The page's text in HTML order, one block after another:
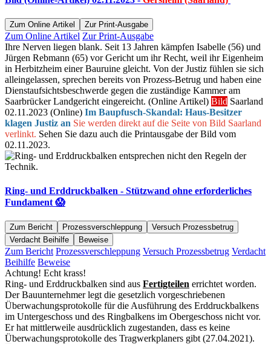
Zum Online Artikel Zur Print-Ausgabe
Zum Online Artikel Zur Print-Ausgabe
Ihre Nerven liegen blank. Seit 13 Jahren kämpfen Isabelle (56) und
Jürgen Rebmann (65) vor Gericht um ihr Recht, weil ihr Eigenheim
in Herbitzheim einer Bauruine gleicht. Von der Justiz fühlen sie sich
alleingelassen, sprechen bereits von Prozess-Betrug und haben eine
Dienstaufsichtsbeschwerde gegen die zuständige Kammer am
Saarbrücker Landgericht eingereicht. (Online Artikel) Bild Saarland
02.11.2023 (Online) Im Baupfusch-Skandal: Haus-Besitzer
klagen Justiz an Sie werden direkt auf die Seite von Bild Saarland
verlinkt. Sehen Sie dazu auch die Printausgabe der Bild vom
02.11.2023.
Ring- und Erddruckbalken - Stützwand ohne erforderliches
Fundament 😱
Zum Bericht Prozessverschleppung
Versuch Prozessbetrug
Verdacht Beihilfe
Beweise
Zum Bericht Prozessverschleppung Versuch Prozessbetrug Verdacht
Beihilfe Beweise
Achtung! Echt krass!
Ring- und Erddruckbalken sind aus Fertigteilen errichtet worden.
Der Bauunternehmer legt die gesetzlich vorgeschriebenen
Überwachungsprotokolle für die Ausführung des Erddruckbalkens
im Untergeschoss und des Ringbalkens im Obergeschoss nicht vor.
Er hat mittlerweile ausdrücklich zugestanden, dass es keine
Überwachungsprotokolle des Tragwerkplaners gibt (27.04.2021).